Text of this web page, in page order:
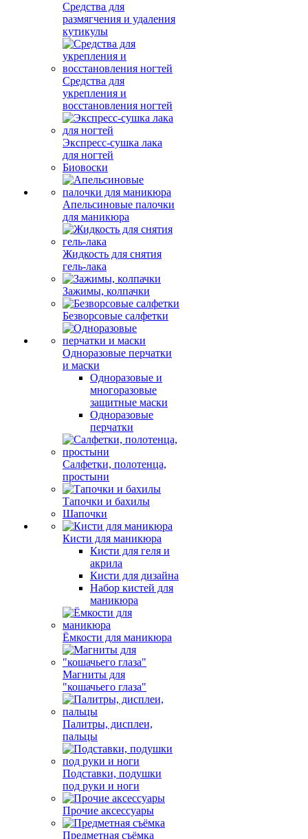
Средства для
размягчения и удаления
кутикулы
Средства для
укрепления и
восстановления ногтей
Экспресс-сушка лака
для ногтей
Биовоски
Апельсиновые палочки
для маникюра
Жидкость для снятия
гель-лака
Зажимы, колпачки
Безворсовые салфетки
Одноразовые перчатки
и маски
Одноразовые и
многоразовые
защитные маски
Одноразовые
перчатки
Салфетки, полотенца,
простыни
Тапочки и бахилы
Шапочки
Кисти для маникюра
Кисти для геля и
акрила
Кисти для дизайна
Набор кистей для
маникюра
Ёмкости для маникюра
Магниты для
"кошачьего глаза"
Палитры, дисплеи,
пальцы
Подставки, подушки
под руки и ноги
Прочие аксессуары
Предметная съёмка